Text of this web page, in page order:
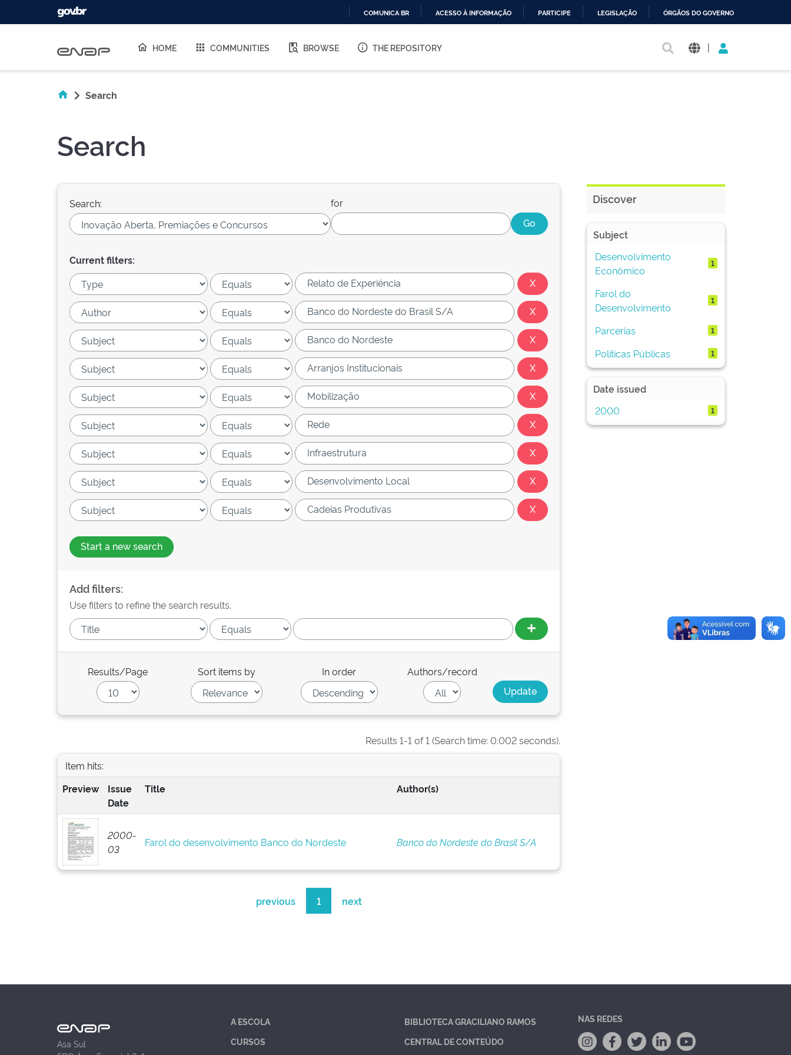
O
COMUNICA BR ACESSO À INFORMAÇÃO PARTICIPE LEGISLAÇÃO ÓRGÃOS DO GOVERNO
HOME COMMUNITIES BROWSE THE REPOSITORY |
Search
Search
Search: for
Current filters:
Start a new search
Add filters:
Use filters to refine the search results.
Results/Page Sort items by In order Authors/record
Results 1-1 of 1 (Search time: 0.002 seconds).
Item hits:
Preview
Issue
Date
Title Author(s)
2000-
03
Farol do desenvolvimento Banco do Nordeste Banco do Nordeste do Brasil S/A
previous 1 next
Discover
Subject
Desenvolvimento
Econômico
1
Farol do
Desenvolvimento
1
Parcerias 1
Políticas Públicas 1
Date issued
2000
1
Asa Sul
A ESCOLA
CURSOS
BIBLIOTECA GRACILIANO RAMOS
CENTRAL DE CONTEÚDO
NAS REDES